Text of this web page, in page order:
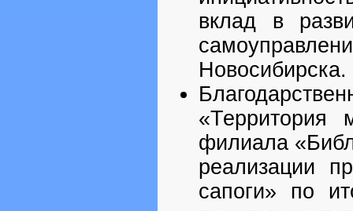
вклад в
Новосибирска.
«Территория
филиала
реализации
сапоги» по